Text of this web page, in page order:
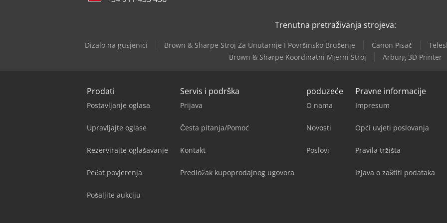
Trenutna pretraživanja strojeva:
Dizalo na gusjenici Brown & Sharpe Stroj Za Unutarnje I Površinsko Brušenje Canon Pisač
Brown & Sharpe Koordinatni Mjerni Stroj
Arburg 3D Printer
Prodati
Postavljanje oglasa
Upravljajte oglase
Rezervirajte oglašavanje
Pečat povjerenja
Pošaljite aukciju
Servis i podrška
Prijava
Česta pitanja/Pomoć
Kontakt
Predložak kupoprodajnog ugovora
poduzeće
O nama
Novosti
Poslovi
Pravne informacije
Impresum
Opći uvjeti poslovanja
Pravila tržišta
Izjava o zaštiti podataka